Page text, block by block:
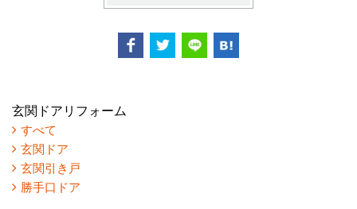
玄関ドアリフォーム
すべて
玄関ドア
玄関引き戸
勝手口ドア